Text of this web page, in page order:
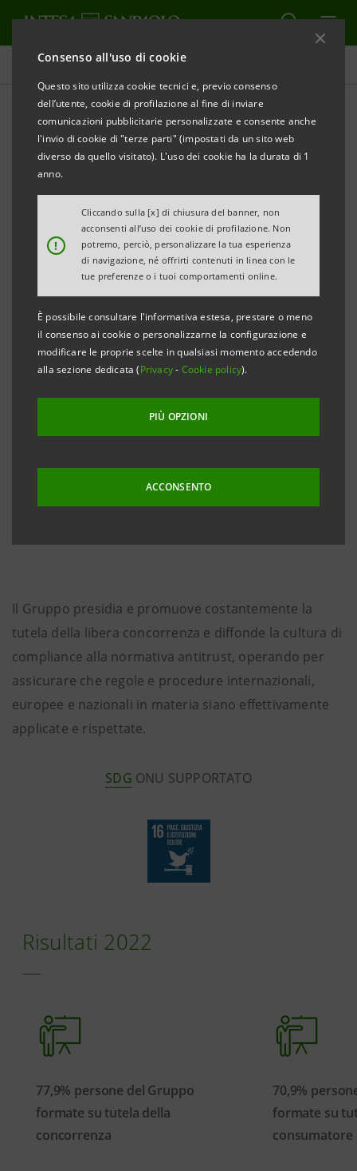
Consenso all'uso di cookie
Questo sito utilizza cookie tecnici e, previo consenso
dell’utente, cookie di profilazione al fine di inviare
comunicazioni pubblicitarie personalizzate e consente anche
l'invio di cookie di "terze parti" (impostati da un sito web
diverso da quello visitato). L'uso dei cookie ha la durata di 1
anno.
!
Cliccando sulla [x] di chiusura del banner, non
acconsenti all’uso dei cookie di profilazione. Non
potremo, perciò, personalizzare la tua esperienza
di navigazione, né offrirti contenuti in linea con le
tue preferenze o i tuoi comportamenti online.
È possibile consultare l'informativa estesa, prestare o meno
il consenso ai cookie o personalizzarne la configurazione e
modificare le proprie scelte in qualsiasi momento accedendo
alla sezione dedicata (Privacy- Cookie policy).
PIÙ OPZIONI
ACCONSENTO
Obiettivi, risultati e iniziative
INTEGRITÀ NELLA CONDOTTA
Tutela della libera
concorrenza e del
consumatore
Il Gruppo presidia e promuove costantemente la
tutela della libera concorrenza e diffonde la cultura di
compliance alla normativa antitrust, operando per
assicurare che regole e procedure internazionali,
europee e nazionali in materia siano effettivamente
applicate e rispettate.
SDG ONU SUPPORTATO
Risultati 2022
77,9% persone del Gruppo
formate su tutela della
concorrenza
70,9%
formate su
consumatore